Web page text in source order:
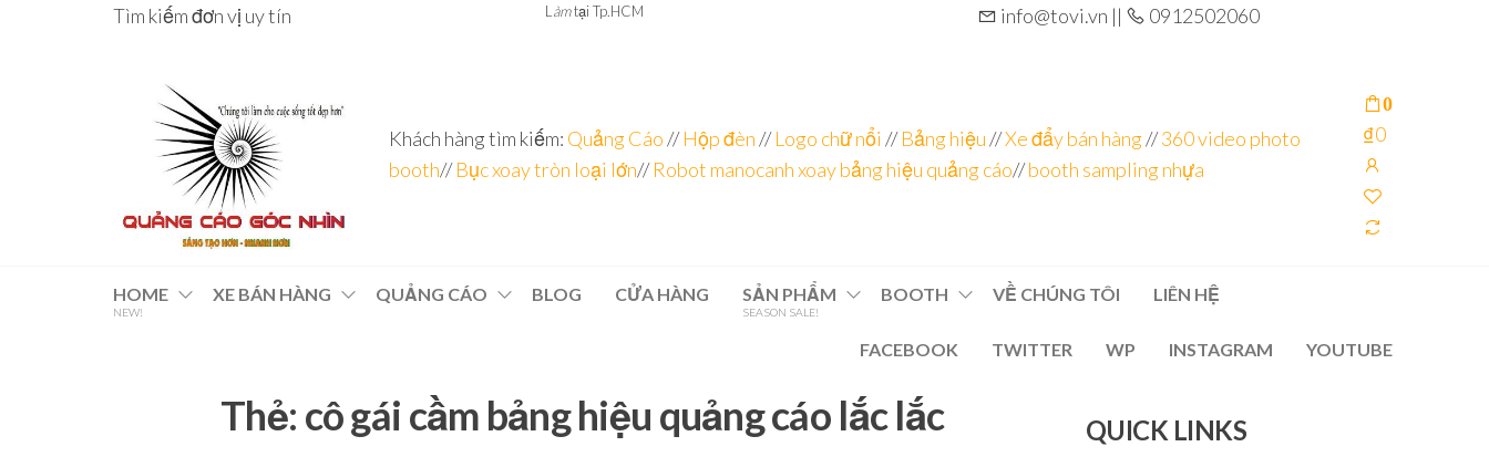
Tìm kiếm đơn vị uy tín L àmtại Tp.HCM info@tovi.vn || 0912502060
chuyên
sâu – 8
Agency –
nhà sản
Khách hàng tìm kiếm: Quảng Cáo//Hộp đèn//Logo chữ nổi //Bảng hiệu//Xe đẩy bán hàng//360 video photo
booth//Bục xoay tròn loại lớn//Robot manocanh xoay bảng hiệu quảng cáo//booth sampling nhựa
0
₫0
HOME
NEW!
XE BÁN HÀNG QUẢNG CÁO BLOG CỬA HÀNG SẢN PHẨM
SEASON SALE!
BOOTH VỀ CHÚNG TÔI LIÊN HỆ
FACEBOOK TWITTER WP INSTAGRAM YOUTUBE
Thẻ: cô gái cầm bảng hiệu quảng cáo lắc lắc QUICK LINKS